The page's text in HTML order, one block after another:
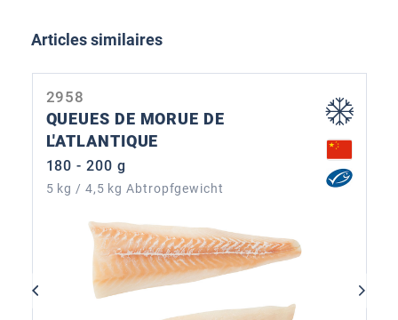
Ignorer la galerie de produits
Articles similaires
2958
QUEUES DE MORUE DE
L'ATLANTIQUE
180 - 200 g
5 kg / 4,5 kg Abtropfgewicht